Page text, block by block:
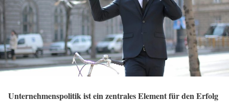
Unternehmenspolitik ist ein zentrales Element für den Erfolg